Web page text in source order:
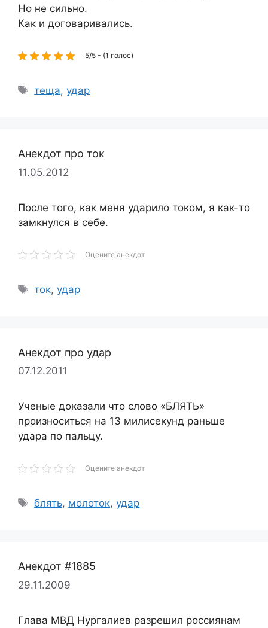
Но не сильно.
Как и договаривались.
5/5 - (1 голос)
Метки
теща,удар
Анекдот про ток
11.05.2012
После того, как меня ударило током, я как-то
замкнулся в себе.
Оцените анекдот
Метки
ток,удар
Анекдот про удар
07.12.2011
Ученые доказали что слово «БЛЯТЬ»
произноситься на 13 милисекунд раньше
удара по пальцу.
Оцените анекдот
Метки
блять, молоток,удар
Анекдот #1885
29.11.2009
Глава МВД Нургалиев разрешил россиянам